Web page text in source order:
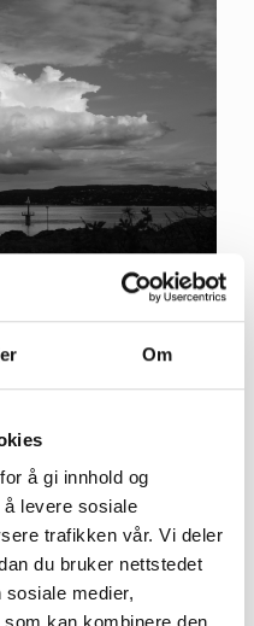
Om
å gi innhold og
levere sosiale
trafikken vår. Vi deler
du bruker nettstedet
medier,
mottatt hederlig
Fotografforbunds
i Norges
2025,
litt om bildet du